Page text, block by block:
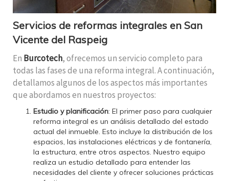
Servicios de reformas integrales en San
Vicente del Raspeig
En Burcotech, ofrecemos un servicio completo para
todas las fases de una reforma integral. A continuación,
detallamos algunos de los aspectos más importantes
que abordamos en nuestros proyectos:
Estudio y planificación: El primer paso para cualquier
reforma integral es un análisis detallado del estado
actual del inmueble. Esto incluye la distribución de los
espacios, las instalaciones eléctricas y de fontanería,
la estructura, entre otros aspectos. Nuestro equipo
realiza un estudio detallado para entender las
necesidades del cliente y ofrecer soluciones prácticas